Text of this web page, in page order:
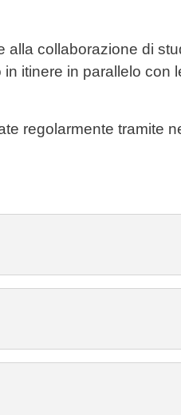
alla collaborazione di
itinere in parallelo con
regolarmente tramite